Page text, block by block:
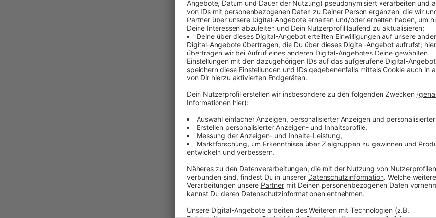
Anzeige
Jogi Löw ist der schönste Bundestrainer aller
werden und noch dreimal hin und zurück. Quasi im
"Fashion's-Eleven" geformt.
Selbstverständlich immer dabei: Sein Handy, mit
Sprachnachricht von seinen Erlebnissen berichtet.
Eben Jogis Sprachnachricht, die Fußball-Comedy.
Anzeige
Jogis Sprachnachricht: "Uli